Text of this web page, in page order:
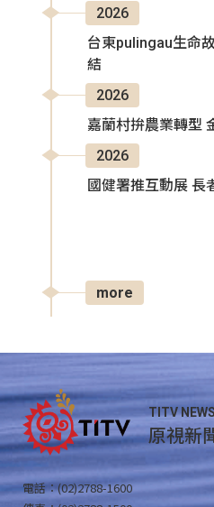
2026
台東pulingau生命
結
2026
嘉蘭村拚農業轉型
2026
國健署推互動展 長
more
TITV
原視新
電話：(02)2788-1600